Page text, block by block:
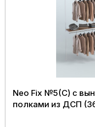
Neo Fix №5(С) с
полками из ДСП